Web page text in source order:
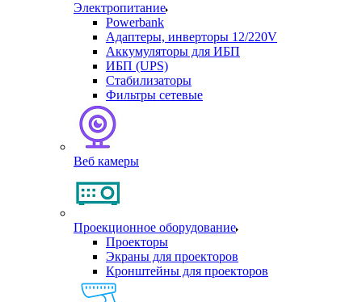
Электропитание
Powerbank
Адаптеры, инверторы 12/220V
Аккумуляторы для ИБП
ИБП (UPS)
Стабилизаторы
Фильтры сетевые
Веб камеры
Проекционное оборудование
Проекторы
Экраны для проекторов
Кронштейны для проекторов